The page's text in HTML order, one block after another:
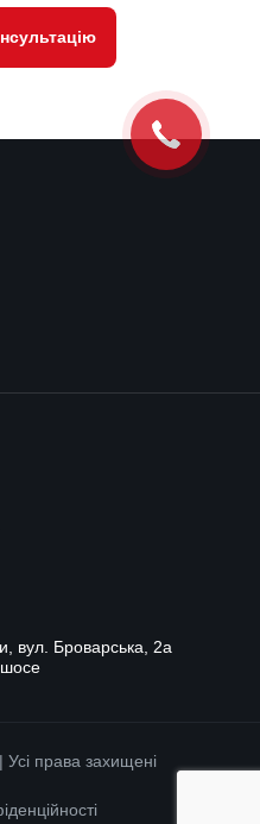
вул. Броварська, 2а
шосе
права захищені